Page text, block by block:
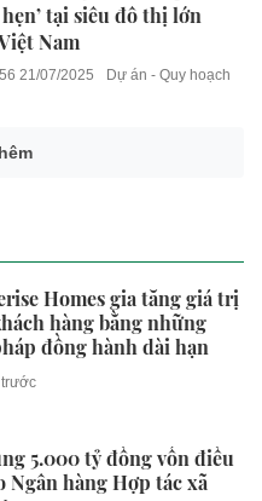
tại siêu đô thị lớn
Nam
21/07/2025 Dự án - Quy hoạch
Homes gia tăng giá trị
hàng bằng những
đồng hành dài hạn
5.000 tỷ đồng vốn điều
Ngân hàng Hợp tác xã